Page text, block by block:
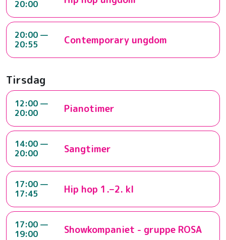
20:00
20:00 —
20:55
Contemporary ungdom
Tirsdag
12:00 —
20:00
Pianotimer
14:00 —
20:00
Sangtimer
17:00 —
17:45
Hip hop 1.–2. kl
17:00 —
19:00
Showkompaniet - gruppe ROSA